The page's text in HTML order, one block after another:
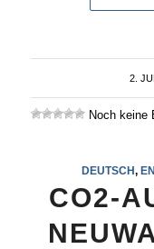
2.
Noch keine
DEUTSCH
CO2-